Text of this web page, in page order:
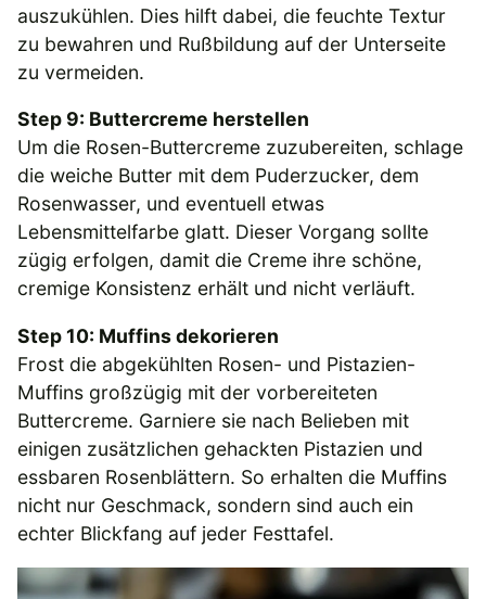
auszukühlen. Dies hilft dabei, die feuchte Textur
zu bewahren und Rußbildung auf der Unterseite
zu vermeiden.
Step 9: Buttercreme herstellen
Um die Rosen-Buttercreme zuzubereiten, schlage
die weiche Butter mit dem Puderzucker, dem
Rosenwasser, und eventuell etwas
Lebensmittelfarbe glatt. Dieser Vorgang sollte
zügig erfolgen, damit die Creme ihre schöne,
cremige Konsistenz erhält und nicht verläuft.
Step 10: Muffins dekorieren
Frost die abgekühlten Rosen- und Pistazien-
Muffins großzügig mit der vorbereiteten
Buttercreme. Garniere sie nach Belieben mit
einigen zusätzlichen gehackten Pistazien und
essbaren Rosenblättern. So erhalten die Muffins
nicht nur Geschmack, sondern sind auch ein
echter Blickfang auf jeder Festtafel.